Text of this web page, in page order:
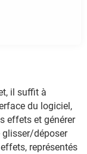
il suffit à
du logiciel,
effets et générer
glisser/déposer
représentés